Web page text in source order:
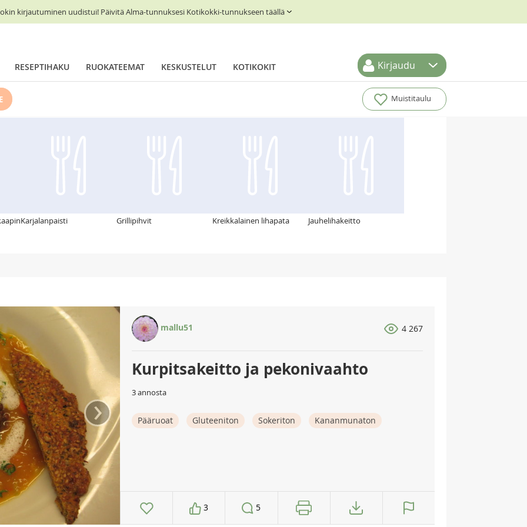
kirjautuminen uudistui! Päivitä Alma-tunnuksesi Kotikokki-tunnukseen täällä
RESEPTIHAKU RUOKATEEMAT KESKUSTELUT KOTIKOKIT Kirjaudu
Muistitaulu
Karjalanpaisti Grillipihvit Kreikkalainen lihapata Jauhelihakeitto
›
mallu51 4 267
Kurpitsakeitto ja pekonivaahto
3 annosta
Pääruoat Gluteeniton Sokeriton Kananmunaton
3 5